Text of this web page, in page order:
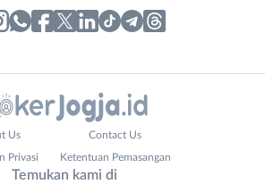
Us Contact Us
Privasi Ketentuan Pemasangan
Temukan kami di